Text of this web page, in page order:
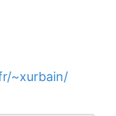
~xurbain/